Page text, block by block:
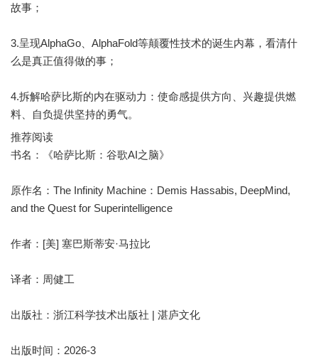
故事；
3.呈现AlphaGo、AlphaFold等颠覆性技术的诞生内幕，看清什
么是真正值得做的事；
4.拆解哈萨比斯的内在驱动力：使命感提供方向、兴趣提供燃
料、自负提供坚持的勇气。
推荐阅读
书名：《哈萨比斯：谷歌AI之脑》
原作名：The Infinity Machine：Demis Hassabis, DeepMind,
and the Quest for Superintelligence
作者：[美] 塞巴斯蒂安·马拉比
译者：周健工
出版社：浙江科学技术出版社 | 湛庐文化
出版时间：2026-3